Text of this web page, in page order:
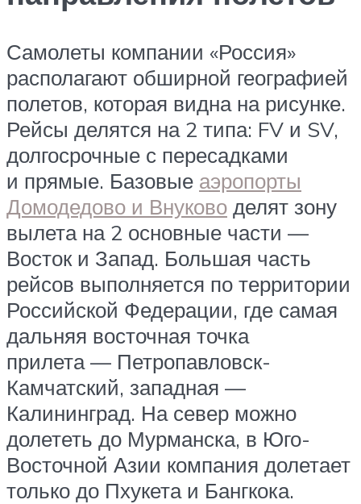
Самолеты компании «Россия»
располагают обширной географией
полетов, которая видна на рисунке.
Рейсы делятся на 2 типа: FV и SV,
долгосрочные с пересадками
и прямые. Базовые аэропорты
Домодедово и Внуково делят зону
вылета на 2 основные части —
Восток и Запад. Большая часть
рейсов выполняется по территории
Российской Федерации, где самая
дальняя восточная точка
прилета — Петропавловск-
Камчатский, западная —
Калининград. На север можно
долететь до Мурманска, в Юго-
Восточной Азии компания долетает
только до Пхукета и Бангкока.